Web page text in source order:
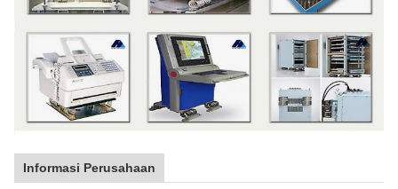
Informasi Perusahaan